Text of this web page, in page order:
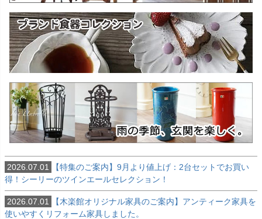
2026.07.01
【特集のご案内】9月より値上げ：2台セットでお買い
得！シーリーのツインエールセレクション！
2026.07.01
【木楽館オリジナル家具のご案内】アンティーク家具を
使いやすくリフォーム家具しました。